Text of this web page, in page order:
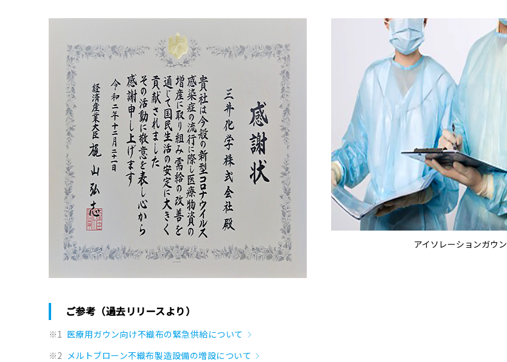
アイソレーションガウン
ご参考（過去リリースより）
※1 医療用ガウン向け不織布の緊急供給について
※2 メルトブローン不織布製造設備の増設について